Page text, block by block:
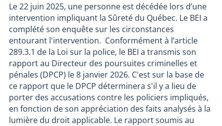
Le 22 juin 2025, une personne est décédée lors d’une
intervention impliquant la Sûreté du Québec. Le BEI a
complété son enquête sur les circonstances
entourant l'intervention. Conformément à l’article
289.3.1 de la Loi sur la police, le BEI a transmis son
rapport au Directeur des poursuites criminelles et
pénales (DPCP) le 8 janvier 2026. C'est sur la base de
ce rapport que le DPCP déterminera s'il y a lieu de
porter des accusations contre les policiers impliqués,
en fonction de son appréciation des faits analysés à la
lumière du droit applicable. Le rapport soumis au